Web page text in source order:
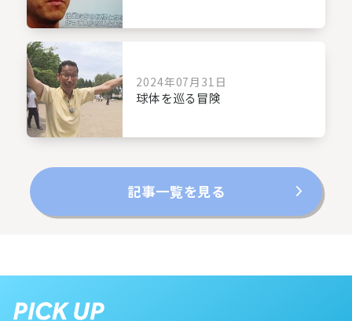
2024年07月31日
球体を巡る冒険
記事一覧を見る